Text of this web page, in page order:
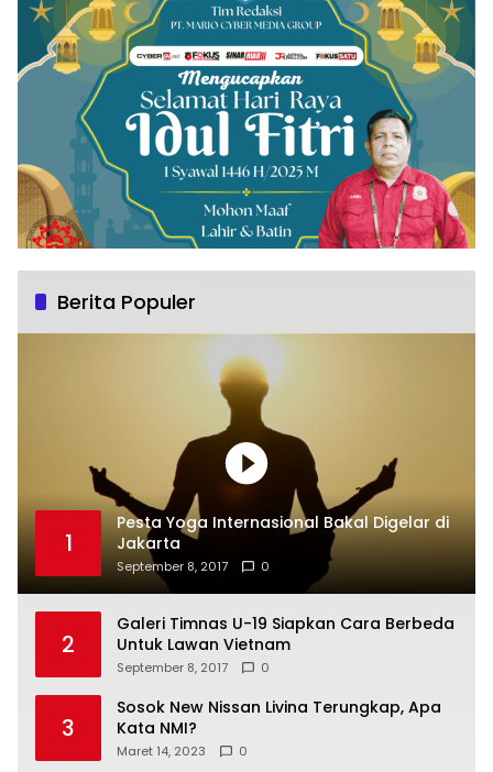
Berita Populer
1
Pesta Yoga Internasional Bakal Digelar di
Jakarta
September 8, 2017 0
2
Galeri Timnas U-19 Siapkan Cara Berbeda
Untuk Lawan Vietnam
September 8, 2017 0
3
Sosok New Nissan Livina Terungkap, Apa
Kata NMI?
Maret 14, 2023 0